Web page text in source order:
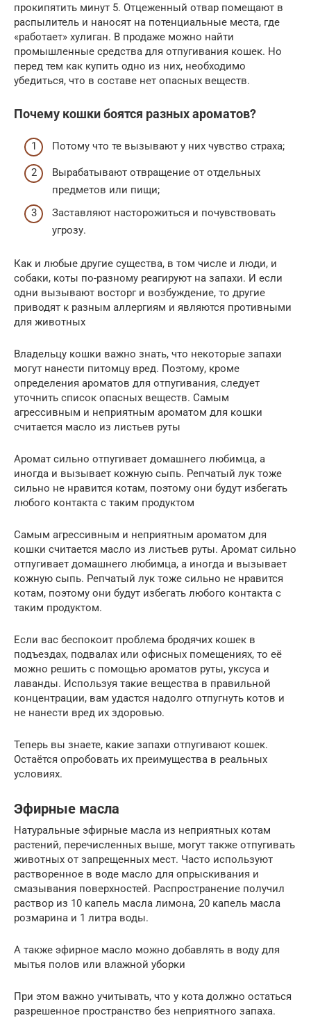
прокипятить минут 5. Отцеженный отвар помещают в
распылитель и наносят на потенциальные места, где
«работает» хулиган. В продаже можно найти
промышленные средства для отпугивания кошек. Но
перед тем как купить одно из них, необходимо
убедиться, что в составе нет опасных веществ.
Почему кошки боятся разных ароматов?
Потому что те вызывают у них чувство страха;
Вырабатывают отвращение от отдельных
предметов или пищи;
Заставляют насторожиться и почувствовать
угрозу.
Как и любые другие существа, в том числе и люди, и
собаки, коты по-разному реагируют на запахи. И если
одни вызывают восторг и возбуждение, то другие
приводят к разным аллергиям и являются противными
для животных
Владельцу кошки важно знать, что некоторые запахи
могут нанести питомцу вред. Поэтому, кроме
определения ароматов для отпугивания, следует
уточнить список опасных веществ. Самым
агрессивным и неприятным ароматом для кошки
считается масло из листьев руты
Аромат сильно отпугивает домашнего любимца, а
иногда и вызывает кожную сыпь. Репчатый лук тоже
сильно не нравится котам, поэтому они будут избегать
любого контакта с таким продуктом
Самым агрессивным и неприятным ароматом для
кошки считается масло из листьев руты. Аромат сильно
отпугивает домашнего любимца, а иногда и вызывает
кожную сыпь. Репчатый лук тоже сильно не нравится
котам, поэтому они будут избегать любого контакта с
таким продуктом.
Если вас беспокоит проблема бродячих кошек в
подъездах, подвалах или офисных помещениях, то её
можно решить с помощью ароматов руты, уксуса и
лаванды. Используя такие вещества в правильной
концентрации, вам удастся надолго отпугнуть котов и
не нанести вред их здоровью.
Теперь вы знаете, какие запахи отпугивают кошек.
Остаётся опробовать их преимущества в реальных
условиях.
Эфирные масла
Натуральные эфирные масла из неприятных котам
растений, перечисленных выше, могут также отпугивать
животных от запрещенных мест. Часто используют
растворенное в воде масло для опрыскивания и
смазывания поверхностей. Распространение получил
раствор из 10 капель масла лимона, 20 капель масла
розмарина и 1 литра воды.
А также эфирное масло можно добавлять в воду для
мытья полов или влажной уборки
При этом важно учитывать, что у кота должно остаться
разрешенное пространство без неприятного запаха.